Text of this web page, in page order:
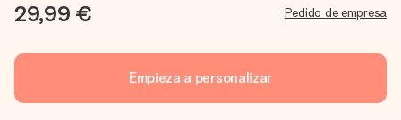
29,99 € Pedido de empresa
Empieza a personalizar